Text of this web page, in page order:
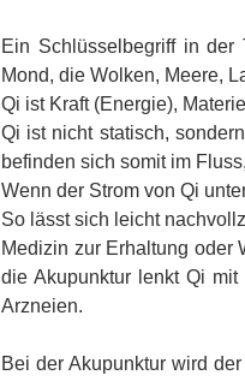
Ein Schlüsselbegriff in
Mond, die Wolken, Meere,
Qi ist Kraft (Energie),
Qi ist nicht statisch,
befinden sich somit im
Wenn der Strom von Qi
So lässt sich leicht
Medizin zur Erhaltung oder
die Akupunktur lenkt Qi
Arzneien.
Bei der Akupunktur wird